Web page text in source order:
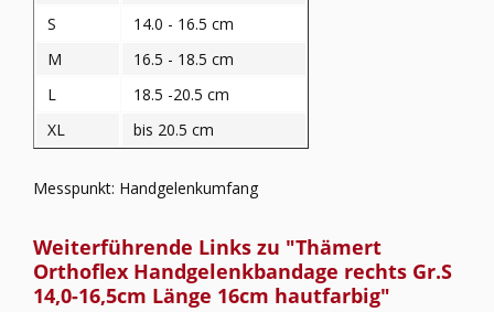
S
14.0 - 16.5 cm
M
16.5 - 18.5 cm
L
18.5 -20.5 cm
XL
bis 20.5 cm
Messpunkt: Handgelenkumfang
Weiterführende Links zu "Thämert
Orthoflex Handgelenkbandage rechts Gr.S
14,0-16,5cm Länge 16cm hautfarbig"